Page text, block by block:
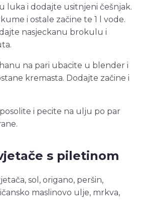
luka i dodajte usitnjeni češnjak.
i ostale začine te 1 l vode.
nasjeckanu brokulu i
na pari ubacite u blender i
kremasta. Dodajte začine i
posolite i pecite na ulju po par
s piletinom
sol, origano, peršin,
maslinovo ulje, mrkva,